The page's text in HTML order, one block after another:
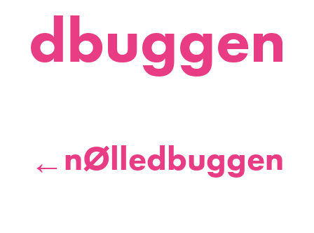
dbuggen
←nØlledbuggen